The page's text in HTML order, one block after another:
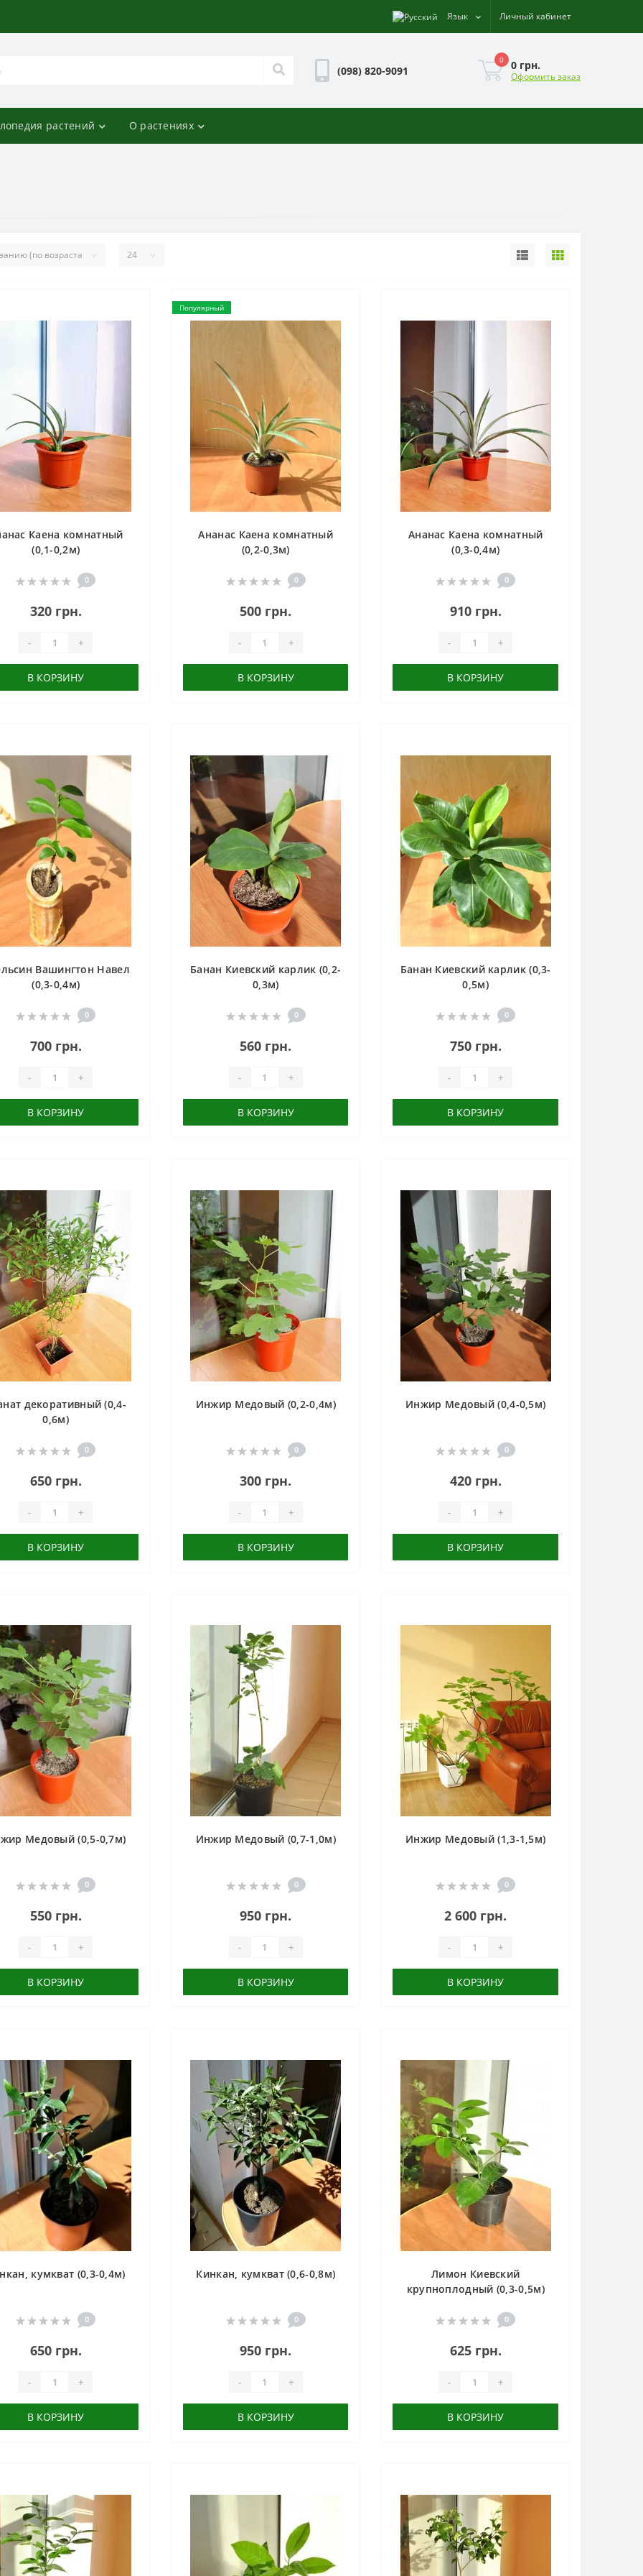
Язык Личный кабинет
(098) 820-9091
0 0 грн.
Оформить заказ
растений О растениях
Каена комнатный
(0,1-0,2м)
0
320 грн.
- +
В КОРЗИНУ
Популярный
Ананас Каена комнатный
(0,2-0,3м)
0
500 грн.
- +
В КОРЗИНУ
Ананас Каена комнатный
(0,3-0,4м)
0
910 грн.
- +
В КОРЗИНУ
Вашингтон Навел
(0,3-0,4м)
0
700 грн.
- +
В КОРЗИНУ
Банан Киевский карлик (0,2-
0,3м)
0
560 грн.
- +
В КОРЗИНУ
Банан Киевский карлик (0,3-
0,5м)
0
750 грн.
- +
В КОРЗИНУ
декоративный (0,4-
0,6м)
0
650 грн.
- +
В КОРЗИНУ
Инжир Медовый (0,2-0,4м)
0
300 грн.
- +
В КОРЗИНУ
Инжир Медовый (0,4-0,5м)
0
420 грн.
- +
В КОРЗИНУ
Медовый (0,5-0,7м)
0
550 грн.
- +
В КОРЗИНУ
Инжир Медовый (0,7-1,0м)
0
950 грн.
- +
В КОРЗИНУ
Инжир Медовый (1,3-1,5м)
0
2 600 грн.
- +
В КОРЗИНУ
кумкват (0,3-0,4м)
0
650 грн.
- +
В КОРЗИНУ
Кинкан, кумкват (0,6-0,8м)
0
950 грн.
- +
В КОРЗИНУ
Лимон Киевский
крупноплодный (0,3-0,5м)
0
625 грн.
- +
В КОРЗИНУ